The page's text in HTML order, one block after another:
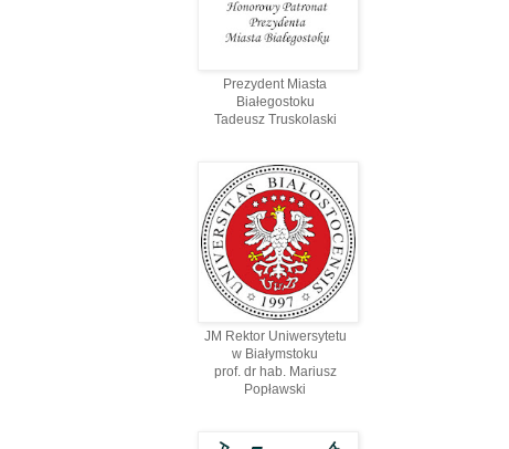
Prezydent Miasta
Białegostoku
Tadeusz Truskolaski
JM Rektor Uniwersytetu
w Białymstoku
prof. dr hab. Mariusz
Popławski